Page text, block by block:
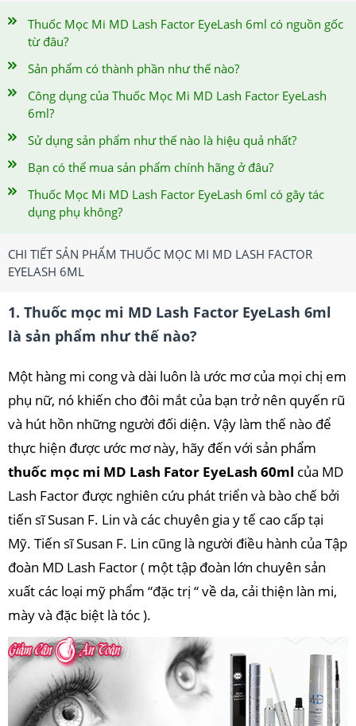
Thuốc Mọc Mi MD Lash Factor EyeLash 6ml có nguồn gốc
từ đâu?
Sản phẩm có thành phần như thế nào?
Công dụng của Thuốc Mọc Mi MD Lash Factor EyeLash
6ml?
Sử dụng sản phẩm như thế nào là hiệu quả nhất?
Bạn có thể mua sản phẩm chính hãng ở đâu?
Thuốc Mọc Mi MD Lash Factor EyeLash 6ml có gây tác
dụng phụ không?
CHI TIẾT SẢN PHẨM THUỐC MỌC MI MD LASH FACTOR
EYELASH 6ML
1. Thuốc mọc mi MD Lash Factor EyeLash 6ml
là sản phẩm như thế nào?
Một hàng mi cong và dài luôn là ước mơ của mọi chị em
phụ nữ, nó khiến cho đôi mắt của bạn trở nên quyến rũ
và hút hồn những người đối diện. Vậy làm thế nào để
thực hiện được ước mơ này, hãy đến với sản phẩm
thuốc mọc mi MD Lash Fator EyeLash 60ml của MD
Lash Factor được nghiên cứu phát triển và bào chế bởi
tiến sĩ Susan F. Lin và các chuyên gia y tế cao cấp tại
Mỹ. Tiến sĩ Susan F. Lin cũng là người điều hành của Tập
đoàn MD Lash Factor ( một tập đoàn lớn chuyên sản
xuất các loại mỹ phẩm “đặc trị “ về da, cải thiện làn mi,
mày và đặc biệt là tóc ).